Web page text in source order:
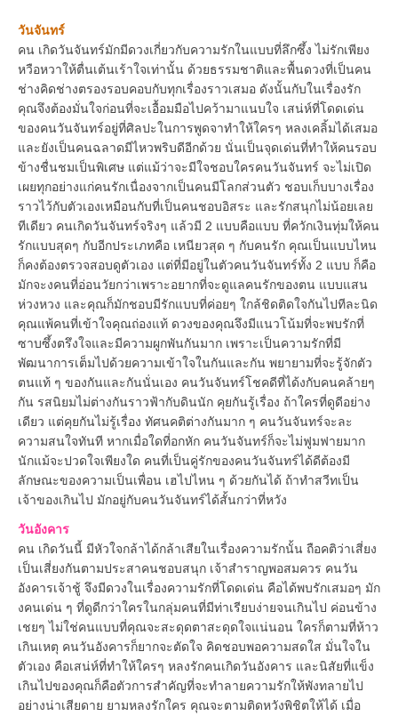
วันจันทร์
คน เกิดวันจันทร์มักมีดวงเกี่ยวกับความรักในแบบที่ลึกซึ้ง ไม่รักเพียง
หวือหวาให้ตื่นเต้นเร้าใจเท่านั้น ด้วยธรรมชาติและพื้นดวงที่เป็นคน
ช่างคิดช่างตรองรอบคอบกับทุกเรื่องราวเสมอ ดังนั้นกับในเรื่องรัก
คุณจึงต้องมั่นใจก่อนที่จะเอื้อมมือไปคว้ามาแนบใจ เสน่ห์ที่โดดเด่น
ของคนวันจันทร์อยู่ที่ศิลปะในการพูดจาทำให้ใครๆ หลงเคลิ้มได้เสมอ
และยังเป็นคนฉลาดมีไหวพริบดีอีกด้วย นั่นเป็นจุดเด่นที่ทำให้คนรอบ
ข้างชื่นชมเป็นพิเศษ แต่แม้ว่าจะมีใจชอบใครคนวันจันทร์ จะไม่เปิด
เผยทุกอย่างแก่คนรักเนื่องจากเป็นคนมีโลกส่วนตัว ชอบเก็บบางเรื่อง
ราวไว้กับตัวเองเหมือนกับที่เป็นคนชอบอิสระ และรักสนุกไม่น้อยเลย
ทีเดียว คนเกิดวันจันทร์จริงๆ แล้วมี 2 แบบคือแบบ ที่ควักเงินทุ่มให้คน
รักแบบสุดๆ กับอีกประเภทคือ เหนียวสุด ๆ กับคนรัก คุณเป็นแบบไหน
ก็คงต้องตรวจสอบดูตัวเอง แต่ที่มีอยู่ในตัวคนวันจันทร์ทั้ง 2 แบบ ก็คือ
มักจะงคนที่อ่อนวัยกว่าเพราะอยากที่จะดูแลคนรักของตน แบบแสน
ห่วงหวง และคุณก็มักชอบมีรักแบบที่ค่อยๆ ใกล้ชิดติดใจกันไปทีละนิด
คุณแพ้คนที่เข้าใจคุณถ่องแท้ ดวงของคุณจึงมีแนวโน้มที่จะพบรักที่
ซาบซึ้งตรึงใจและมีความผูกพันกันมาก เพราะเป็นความรักที่มี
พัฒนาการเต็มไปด้วยความเข้าใจในกันและกัน พยายามที่จะรู้จักตัว
ตนแท้ ๆ ของกันและกันนั่นเอง คนวันจันทร์โชคดีที่ได้งกับคนคล้ายๆ
กัน รสนิยมไม่ต่างกันราวฟ้ากับดินนัก คุยกันรู้เรื่อง ถ้าใครที่ดูดีอย่าง
เดียว แต่คุยกันไม่รู้เรื่อง ทัศนคติต่างกันมาก ๆ คนวันจันทร์จะละ
ความสนใจทันที หากเมื่อใดที่อกหัก คนวันจันทร์ก็จะไม่ฟูมฟายมาก
นักแม้จะปวดใจเพียงใด คนที่เป็นคู่รักของคนวันจันทร์ได้ดีต้องมี
ลักษณะของความเป็นเพื่อน เฮไปไหน ๆ ด้วยกันได้ ถ้าทำสวีทเป็น
เจ้าของเกินไป มักอยู่กับคนวันจันทร์ได้สั้นกว่าที่หวัง
วันอังคาร
คน เกิดวันนี้ มีหัวใจกล้าได้กล้าเสียในเรื่องความรักนั้น ถือคติว่าเสี่ยง
เป็นเสี่ยงกันตามประสาคนชอบสนุก เจ้าสำราญพอสมควร คนวัน
อังคารเจ้าชู้ จึงมีดวงในเรื่องความรักที่โดดเด่น คือได้พบรักเสมอๆ มัก
งคนเด่น ๆ ที่ดูดีกว่าใครในกลุ่มคนที่มีท่าเรียบง่ายจนเกินไป ค่อนข้าง
เชยๆ ไม่ใช่คนแบบที่คุณจะสะดุดตาสะดุดใจแน่นอน ใครก็ตามที่ห้าว
เกินเหตุ คนวันอังคารก็ยากจะตัดใจ คิดชอบพอความสดใส มั่นใจใน
ตัวเอง คือเสน่ห์ที่ทำให้ใครๆ หลงรักคนเกิดวันอังคาร และนิสัยที่แข็ง
เกินไปของคุณก็คือตัวการสำคัญที่จะทำลายความรักให้พังทลายไป
อย่างน่าเสียดาย ยามหลงรักใคร คุณจะตามติดหวังพิชิตให้ได้ เมื่อ